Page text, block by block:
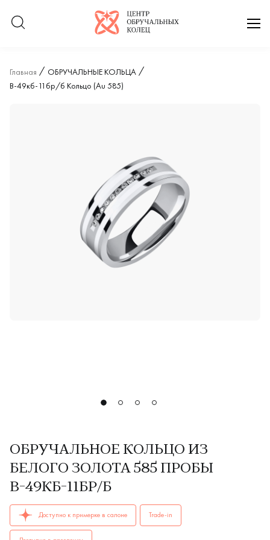
Логотип компании
Главная
ОБРУЧАЛЬНЫЕ КОЛЬЦА
В-49кб-11бр/б Кольцо (Au 585)
ОБРУЧАЛЬНОЕ КОЛЬЦО ИЗ
БЕЛОГО ЗОЛОТА 585 ПРОБЫ
В-49КБ-11БР/Б
ОБРУЧАЛЬНЫЕ КОЛЬЦА женские, парные В-49кб-11бр/б
Доступно к примерке в салоне Trade-in